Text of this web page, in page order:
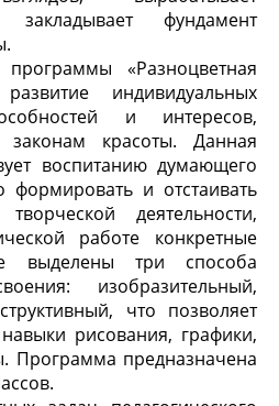
закладывает фундамент
«Разноцветная
индивидуальных
и интересов,
красоты. Данная
воспитанию думающего
и отстаивать
деятельности,
работе конкретные
выделены три способа
изобразительный,
что позволяет
рисования, графики,
Программа предназначена